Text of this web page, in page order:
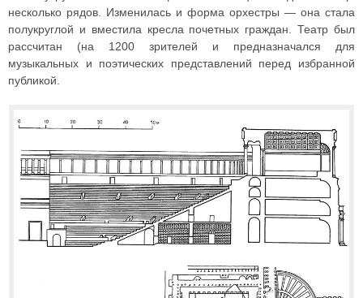
несколько рядов. Изменилась и форма орхестры — она стала
полукруглой и вместила кресла почетных граждан. Театр был
рассчитан (на 1200 зрителей и предназначался для
музыкальных и поэтических представлений перед избранной
публикой.